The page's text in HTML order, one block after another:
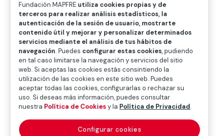
En estas páginas la búsqueda de la belleza se revela
como un viaje profundamente personal.Cada página
nos invita a reflexionar sobre cómo percibimos lo
bello, qué determina la belleza, dónde encontrarla
y qué implica. Los protagonistas de nuestras
exposiciones de otoño —el fotógrafoWeegee , la
icónica coleccionista y mecenasPeggy Guggenheim
visionario marchante de artePaul Durand-Ruely el
cazador de momentos decisivosHenri Cartier-Bresson
Fundación MAPFRE utiliza cookies propias y de
terceros para realizar análisis estadísticos, la
autenticación de la sesión de usuario, mostrarte
contenido útil y mejorar y personalizar determinados
servicios mediante el análisis de tus hábitos de
navegación. Puedes configurar estas cookies, pudiendo
en tal caso limitarse la navegación y servicios del sitio
web. Si aceptas las cookies estás consintiendo la
utilización de las cookies en este sitio web. Puedes
aceptar todas las cookies, configurarlas o rechazar su
uso. Si deseas más información, puedes consultar
nuestra Política de Cookiesy la Política de Privacidad.
Configurar cookies